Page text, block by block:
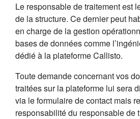
Le responsable de traitement est
de la structure. Ce dernier peut
en charge de la gestion
bases de données comme
dédié à la plateforme Callisto.
Toute demande concernant vos
traitées sur la plateforme lui sera
via le formulaire de contact mais
responsabilité du responsable de